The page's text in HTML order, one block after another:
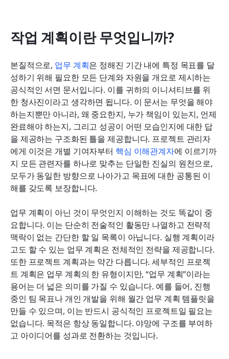
작업 계획이란 무엇입니까?
본질적으로, 업무 계획은 정해진 기간 내에 특정 목표를 달
성하기 위해 필요한 모든 단계와 자원을 개요로 제시하는
공식적인 서면 문서입니다. 이를 귀하의 이니셔티브를 위
한 청사진이라고 생각하면 됩니다. 이 문서는 무엇을 해야
하는지뿐만 아니라, 왜 중요한지, 누가 책임이 있는지, 언제
완료해야 하는지, 그리고 성공이 어떤 모습인지에 대한 답
을 제공하는 구조화된 틀을 제공합니다. 프로젝트 관리자
에게 이것은 개별 기여자부터 핵심 이해관계자에 이르기까
지 모든 관련자를 하나로 맞추는 단일한 진실의 원천으로,
모두가 동일한 방향으로 나아가고 목표에 대한 공통된 이
해를 갖도록 보장합니다.
업무 계획이 아닌 것이 무엇인지 이해하는 것도 똑같이 중
요합니다. 이는 단순히 전술적인 활동만 나열하고 전략적
맥락이 없는 간단한 할 일 목록이 아닙니다. 실행 계획이라
고도 할 수 있는 업무 계획은 전체적인 전략을 제공합니다.
또한 프로젝트 계획과는 약간 다릅니다. 세부적인 프로젝
트 계획은 업무 계획의 한 유형이지만, “업무 계획”이라는
용어는 더 넓은 의미를 가질 수 있습니다. 예를 들어, 진행
중인 팀 목표나 개인 개발을 위해 월간 업무 계획 템플릿을
만들 수 있으며, 이는 반드시 공식적인 프로젝트일 필요는
없습니다. 목적은 항상 동일합니다. 야망에 구조를 부여하
고 아이디어를 성과로 전환하는 것입니다.